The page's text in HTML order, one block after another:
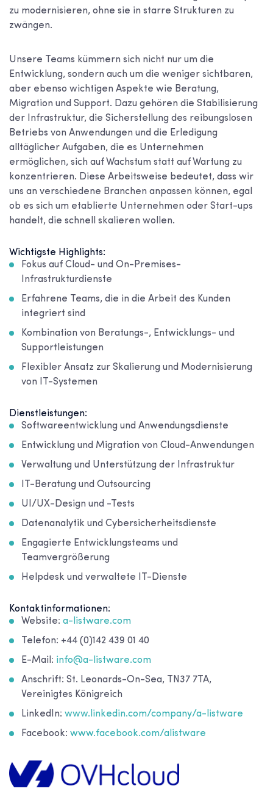
zu modernisieren, ohne sie in starre Strukturen zu
zwängen.
Unsere Teams kümmern sich nicht nur um die
Entwicklung, sondern auch um die weniger sichtbaren,
aber ebenso wichtigen Aspekte wie Beratung,
Migration und Support. Dazu gehören die Stabilisierung
der Infrastruktur, die Sicherstellung des reibungslosen
Betriebs von Anwendungen und die Erledigung
alltäglicher Aufgaben, die es Unternehmen
ermöglichen, sich auf Wachstum statt auf Wartung zu
konzentrieren. Diese Arbeitsweise bedeutet, dass wir
uns an verschiedene Branchen anpassen können, egal
ob es sich um etablierte Unternehmen oder Start-ups
handelt, die schnell skalieren wollen.
Wichtigste Highlights:
Fokus auf Cloud- und On-Premises-
Infrastrukturdienste
Erfahrene Teams, die in die Arbeit des Kunden
integriert sind
Kombination von Beratungs-, Entwicklungs- und
Supportleistungen
Flexibler Ansatz zur Skalierung und Modernisierung
von IT-Systemen
Dienstleistungen:
Softwareentwicklung und Anwendungsdienste
Entwicklung und Migration von Cloud-Anwendungen
Verwaltung und Unterstützung der Infrastruktur
IT-Beratung und Outsourcing
UI/UX-Design und -Tests
Datenanalytik und Cybersicherheitsdienste
Engagierte Entwicklungsteams und
Teamvergrößerung
Helpdesk und verwaltete IT-Dienste
Kontaktinformationen:
Website: a-listware.com
Telefon: +44 (0)142 439 01 40
E-Mail: info@a-listware.com
Anschrift: St. Leonards-On-Sea, TN37 7TA,
Vereinigtes Königreich
LinkedIn: www.linkedin.com/company/a-listware
Facebook: www.facebook.com/alistware